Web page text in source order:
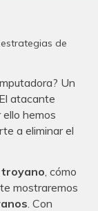
de
Un
atacante
hemos
a eliminar el
, cómo
mostraremos
. Con